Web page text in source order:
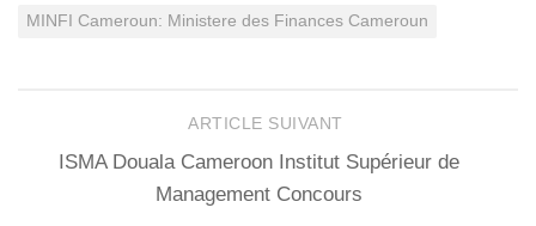
MINFI Cameroun: Ministere des Finances Cameroun
ARTICLE SUIVANT
ISMA Douala Cameroon Institut Supérieur de
Management Concours